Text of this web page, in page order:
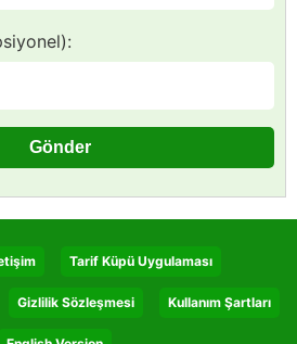
Tarif Küpü Uygulaması
Gizlilik Sözleşmesi Kullanım Şartları